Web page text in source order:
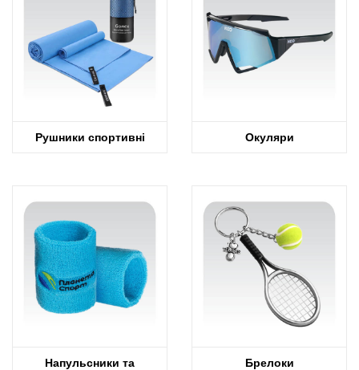
Рушники спортивні Окуляри
Напульсники та
Брелоки